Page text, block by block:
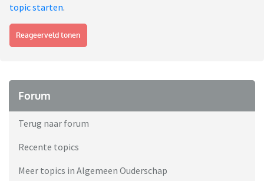
topic starten.
Reageerveld tonen
Forum
Terug naar forum
Recente topics
Meer topics in Algemeen Ouderschap